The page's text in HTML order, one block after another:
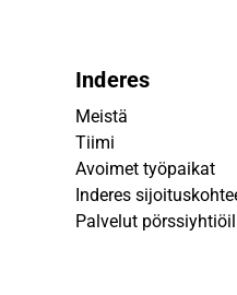
Inderes
Meistä
Tiimi
Avoimet työpaikat
Inderes
Palvelut